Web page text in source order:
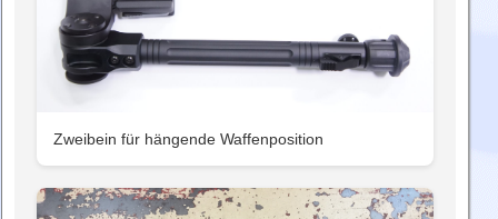
Zweibein für hängende Waffenposition